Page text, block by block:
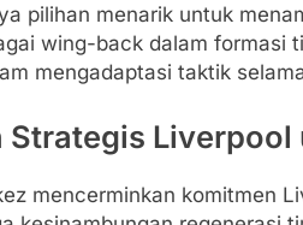
pilihan menarik untuk
wing-back dalam formasi
mengadaptasi taktik
Strategis Liverpool
mencerminkan komitmen